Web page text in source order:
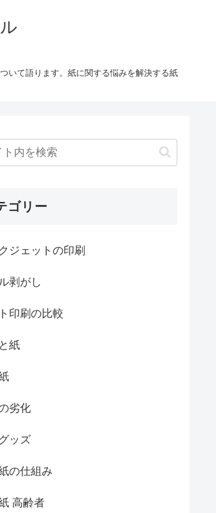
いて語ります。紙に関する悩みを解決する紙
ゴリー
ジェットの印刷
剥がし
印刷の比較
紙
劣化
ッズ
の仕組み
高齢者